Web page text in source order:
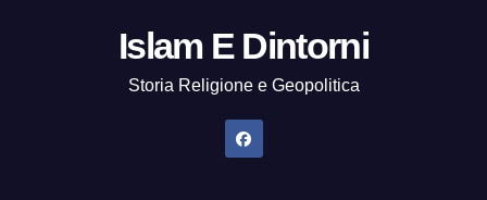
Islam E Dintorni
Storia Religione e Geopolitica